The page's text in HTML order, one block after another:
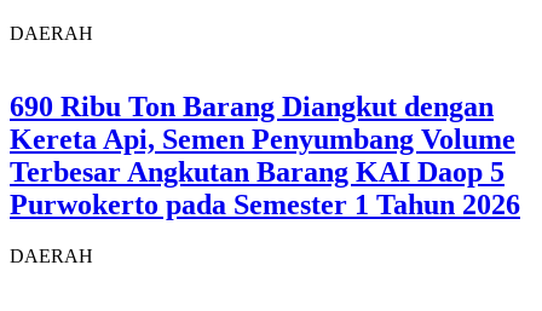
DAERAH
690 Ribu Ton Barang Diangkut dengan
Kereta Api, Semen Penyumbang Volume
Terbesar Angkutan Barang KAI Daop 5
Purwokerto pada Semester 1 Tahun 2026
DAERAH